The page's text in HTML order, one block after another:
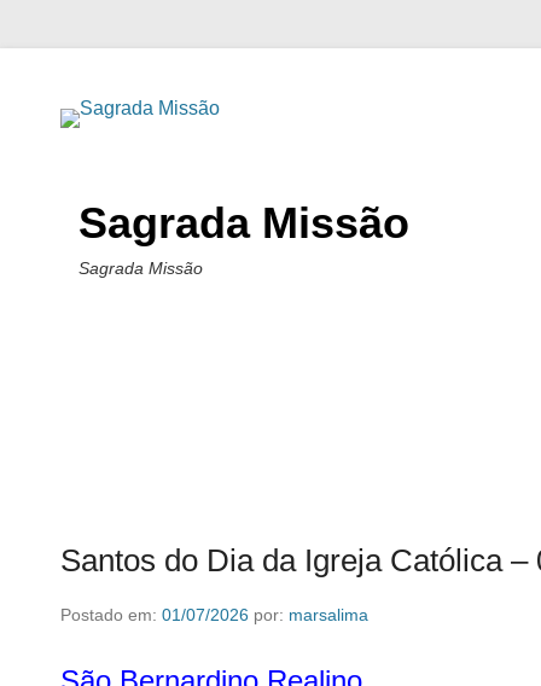
Sagrada Missão
Sagrada Missão
Santos do Dia da Igreja Católica –
Postado em: 01/07/2026 por: marsalima